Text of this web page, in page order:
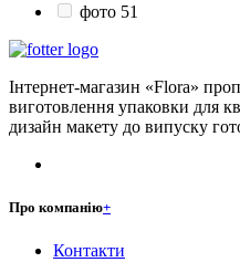
фото 51
Інтернет-магазин «Flora»
виготовлення упаковки для
дизайн макету до випуску
Про компанію+
Контакти